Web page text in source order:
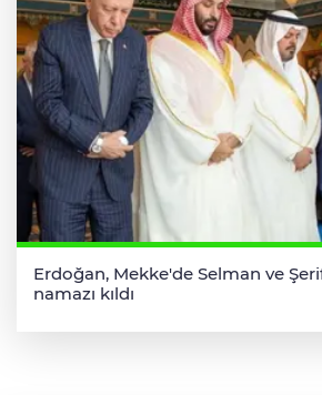
Erdoğan, Mekke'de Selman ve
namazı kıldı